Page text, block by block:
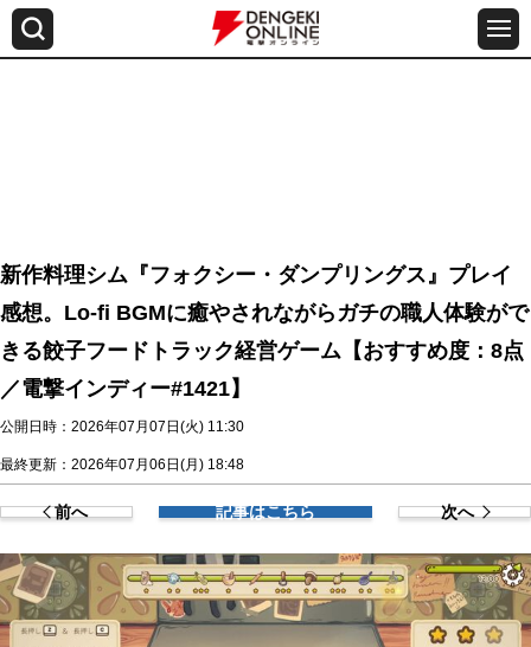
新作料理シム『フォクシー・ダンプリングス』プレイ
感想。Lo-fi BGMに癒やされながらガチの職人体験がで
きる餃子フードトラック経営ゲーム【おすすめ度：8点
／電撃インディー#1421】
公開日時：2026年07月07日(火) 11:30
最終更新：2026年07月06日(月) 18:48
前へ 記事はこちら 次へ